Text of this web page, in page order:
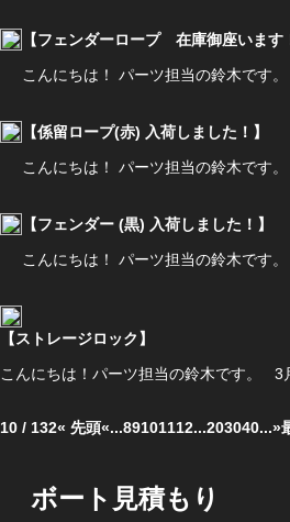
【フェンダーロープ 在庫御座います
こんにちは！ パーツ担当の鈴木です
【係留ロープ(赤) 入荷しました！】
こんにちは！ パーツ担当の鈴木です
【フェンダー (黒) 入荷しました！】
こんにちは！ パーツ担当の鈴木です
【ストレージロック】
こんにちは！パーツ担当の鈴木です。 3
10 / 132« 先頭«...89101112...203040...»
ボート見積もり